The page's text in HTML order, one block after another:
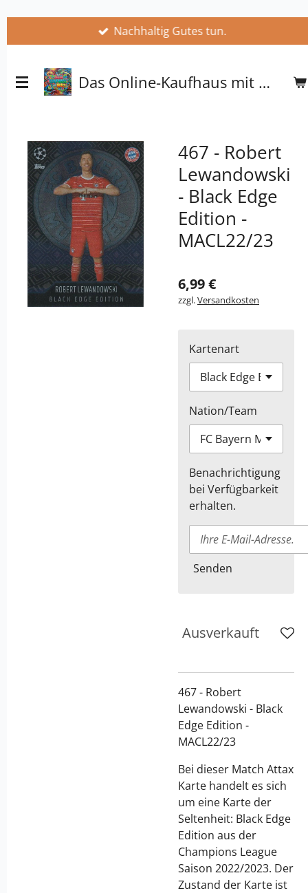
springen
Nachhaltig Gutes tun.
Das Online-Kaufhaus mit Herz
467 - Robert
Lewandowski
- Black Edge
Edition -
MACL22/23
6,99 €
zzgl.Versandkosten
Kartenart
Nation/Team
Benachrichtigung
bei Verfügbarkeit
erhalten.
Senden
Ausverkauft
467 - Robert
Lewandowski - Black
Edge Edition -
MACL22/23
Bei dieser Match Attax
Karte handelt es sich
um eine Karte der
Seltenheit: Black Edge
Edition aus der
Champions League
Saison 2022/2023. Der
Zustand der Karte ist